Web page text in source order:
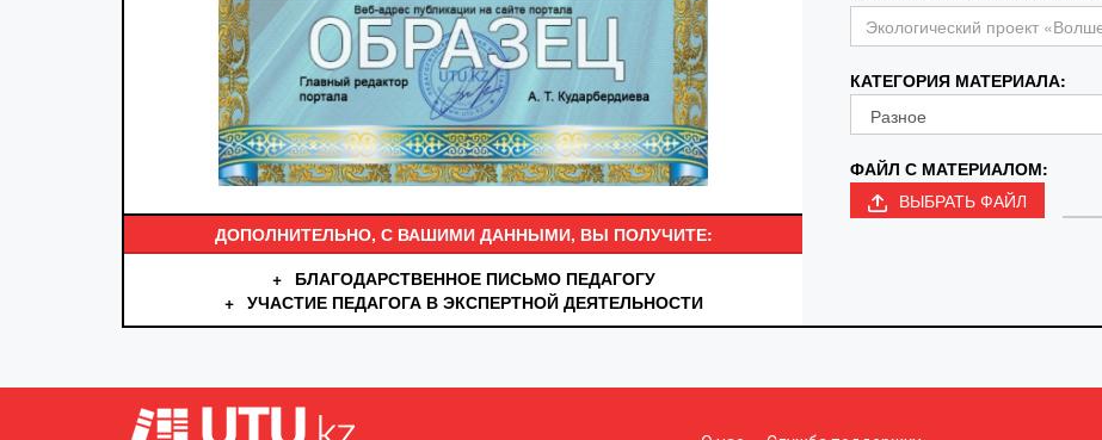
ДОПОЛНИТЕЛЬНО, С ВАШИМИ ДАННЫМИ, ВЫ ПОЛУЧИТЕ:
+
БЛАГОДАРСТВЕННОЕ ПИСЬМО ПЕДАГОГУ
+ УЧАСТИЕ ПЕДАГОГА В ЭКСПЕРТНОЙ ДЕЯТЕЛЬНОСТИ
КАТЕГОРИЯ МАТЕРИАЛА:
ФАЙЛ С МАТЕРИАЛОМ:
ВЫБРАТЬ ФАЙЛ